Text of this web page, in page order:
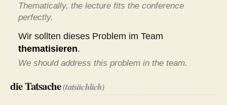
Thematically, the lecture fits the conference
perfectly.
Wir sollten dieses Problem im Team
thematisieren.
We should address this problem in the team.
die Tatsache(tatsächlich)